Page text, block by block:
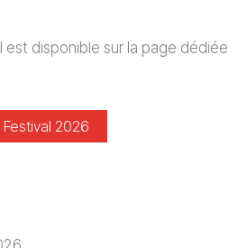
est disponible sur la page dédiée
Festival 2026